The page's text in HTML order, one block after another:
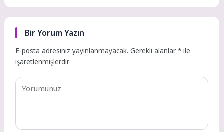
Bir Yorum Yazın
E-posta adresiniz yayınlanmayacak. Gerekli alanlar* ile
işaretlenmişlerdir